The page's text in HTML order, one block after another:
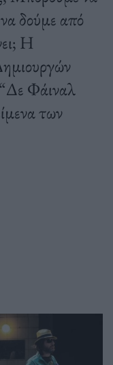
δούμε από
Η
Φάιναλ
των